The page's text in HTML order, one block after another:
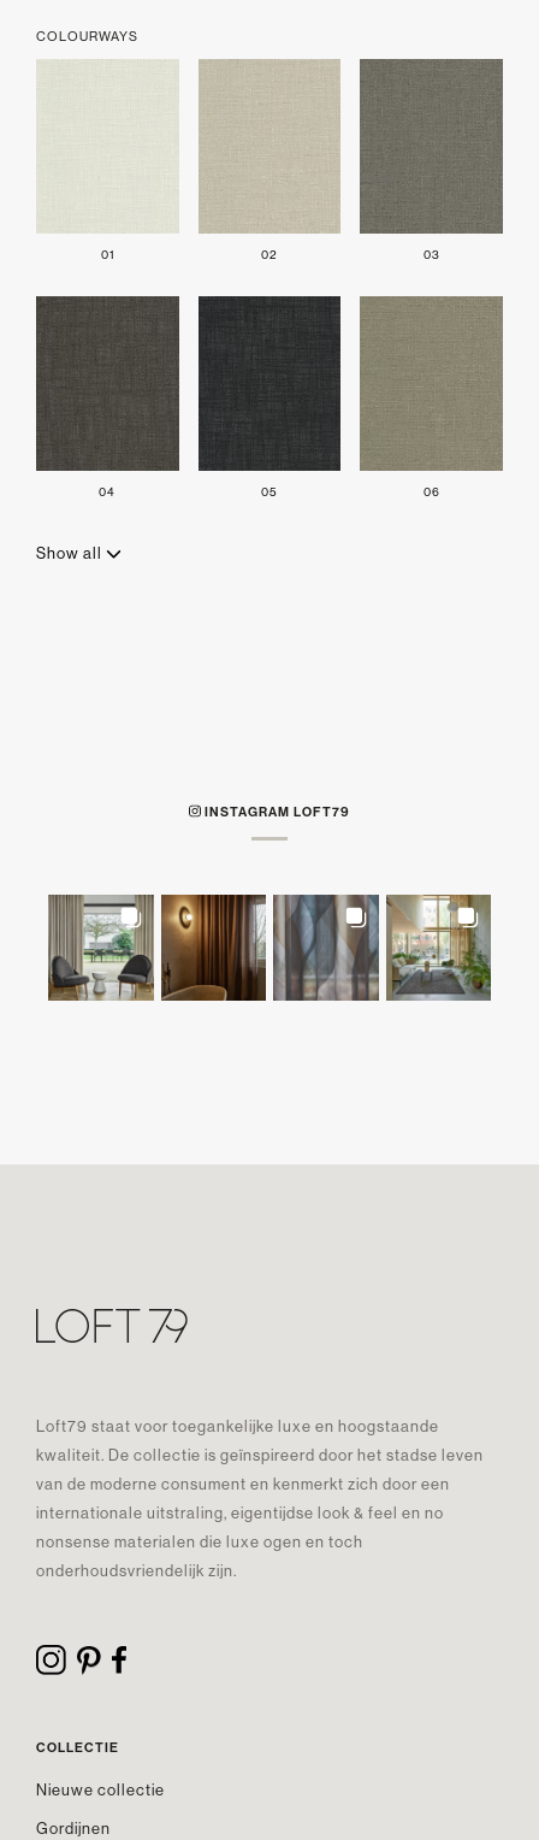
COLOURWAYS
01 02 03
04 05 06
Show all
INSTAGRAM LOFT79
Loft79 staat voor toegankelijke luxe en hoogstaande
kwaliteit. De collectie is geïnspireerd door het stadse leven
van de moderne consument en kenmerkt zich door een
internationale uitstraling, eigentijdse look & feel en no
nonsense materialen die luxe ogen en toch
onderhoudsvriendelijk zijn.
COLLECTIE
Nieuwe collectie
Gordijnen